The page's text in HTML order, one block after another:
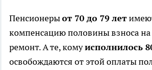
Пенсионерыот 70 до 79 лет
компенсацию половины взноса
ремонт. А те, комуисполнилось
освобождаются от этой оплаты